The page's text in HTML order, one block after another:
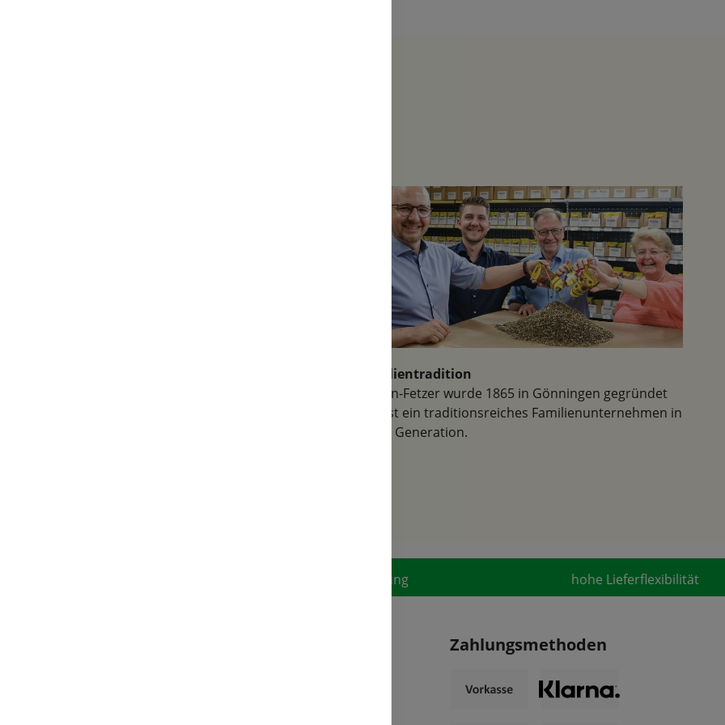
6. Generation
Familientradition
Samen-Fetzer wurde 1865 in Gönningen gegründet
und ist ein traditionsreiches Familienunternehmen in
der 6. Generation.
Service langjährige Branchenerfahrung hohe Lieferflexibilität
erreichbar unter:
0
Zahlungsmethoden